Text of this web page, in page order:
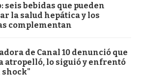
seis bebidas que pueden
la salud hepática y los
complementan
de Canal 10 denunció que
atropelló, lo siguió y enfrentó
shock"